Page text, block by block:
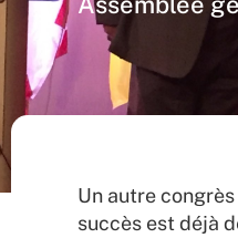
Un autre
succès est déjà